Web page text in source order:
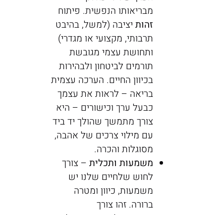
מבריאותו הנפשית. פיתוח
זהותיציבה (למשל, בהיבט
תרבותי, מקצועי או מגדרי)
ותחושת עצמי מגובשת
תורמים לביטחון ולבהירות
בכיוון החיים. הערכה עצמית
בריאה – לראות את עצמך
כבעל ערך וכישורים – היא
צורך מתמשך שהולך יד ביד
עם מילוי צרכים של אהבה,
מסוגלות והכרה.
משמעות ותכלית– צורך
לחוש שלחיים שלנו יש
משמעות, כיוון ומטרה
ברורה. זהו צורך